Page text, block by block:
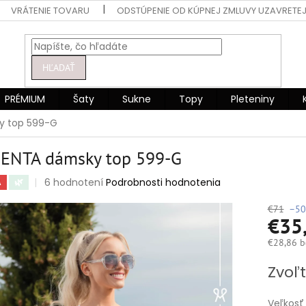
VRÁTENIE TOVARU ODSTÚPENIE OD KÚPNEJ ZMLUVY UZAVRETEJ
HĽADAŤ
PRÉMIUM Šaty Sukne Topy Pleteniny
top 599-G
dámsky top 599-G
🌿
Priemerné
produktu
je
4,7
z
5
hviezdičiek.
6 hodnotení Podrobnosti hodnotenia
€71
€28,86
cena: